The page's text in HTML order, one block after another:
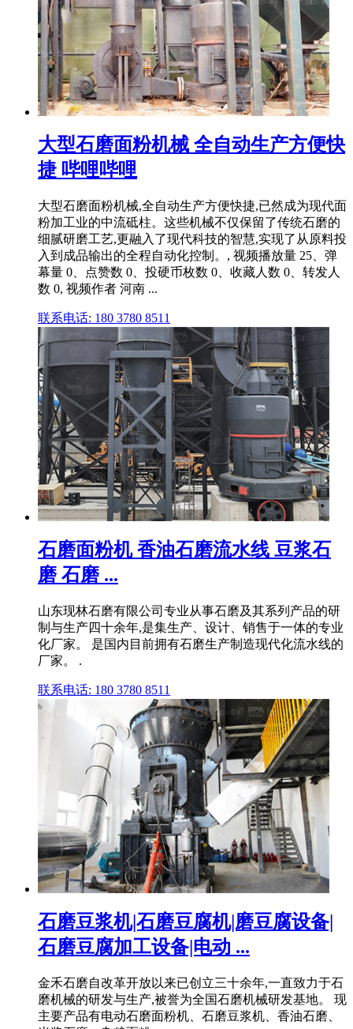
大型石磨面粉机械 全自动生产方便快
捷 哔哩哔哩
大型石磨面粉机械,全自动生产方便快捷,已然成为现代面
粉加工业的中流砥柱。这些机械不仅保留了传统石磨的
细腻研磨工艺,更融入了现代科技的智慧,实现了从原料投
入到成品输出的全程自动化控制。, 视频播放量 25、弹
幕量 0、点赞数 0、投硬币枚数 0、收藏人数 0、转发人
数 0, 视频作者 河南 ...
联系电话: 180 3780 8511
石磨面粉机 香油石磨流水线 豆浆石
磨 石磨 ...
山东现林石磨有限公司专业从事石磨及其系列产品的研
制与生产四十余年,是集生产、设计、销售于一体的专业
化厂家。 是国内目前拥有石磨生产制造现代化流水线的
厂家。 .
联系电话: 180 3780 8511
石磨豆浆机|石磨豆腐机|磨豆腐设备|
石磨豆腐加工设备|电动 ...
金禾石磨自改革开放以来已创立三十余年,一直致力于石
磨机械的研发与生产,被誉为全国石磨机械研发基地。 现
主要产品有电动石磨面粉机、石磨豆浆机、香油石磨、